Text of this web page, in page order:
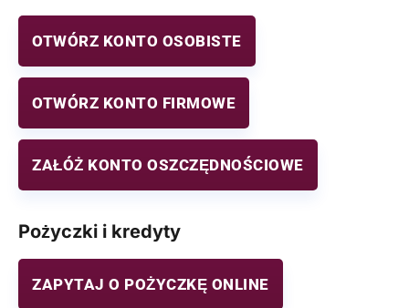
OTWÓRZ KONTO OSOBISTE
OTWÓRZ KONTO FIRMOWE
ZAŁÓŻ KONTO OSZCZĘDNOŚCIOWE
Pożyczki i kredyty
ZAPYTAJ O POŻYCZKĘ ONLINE